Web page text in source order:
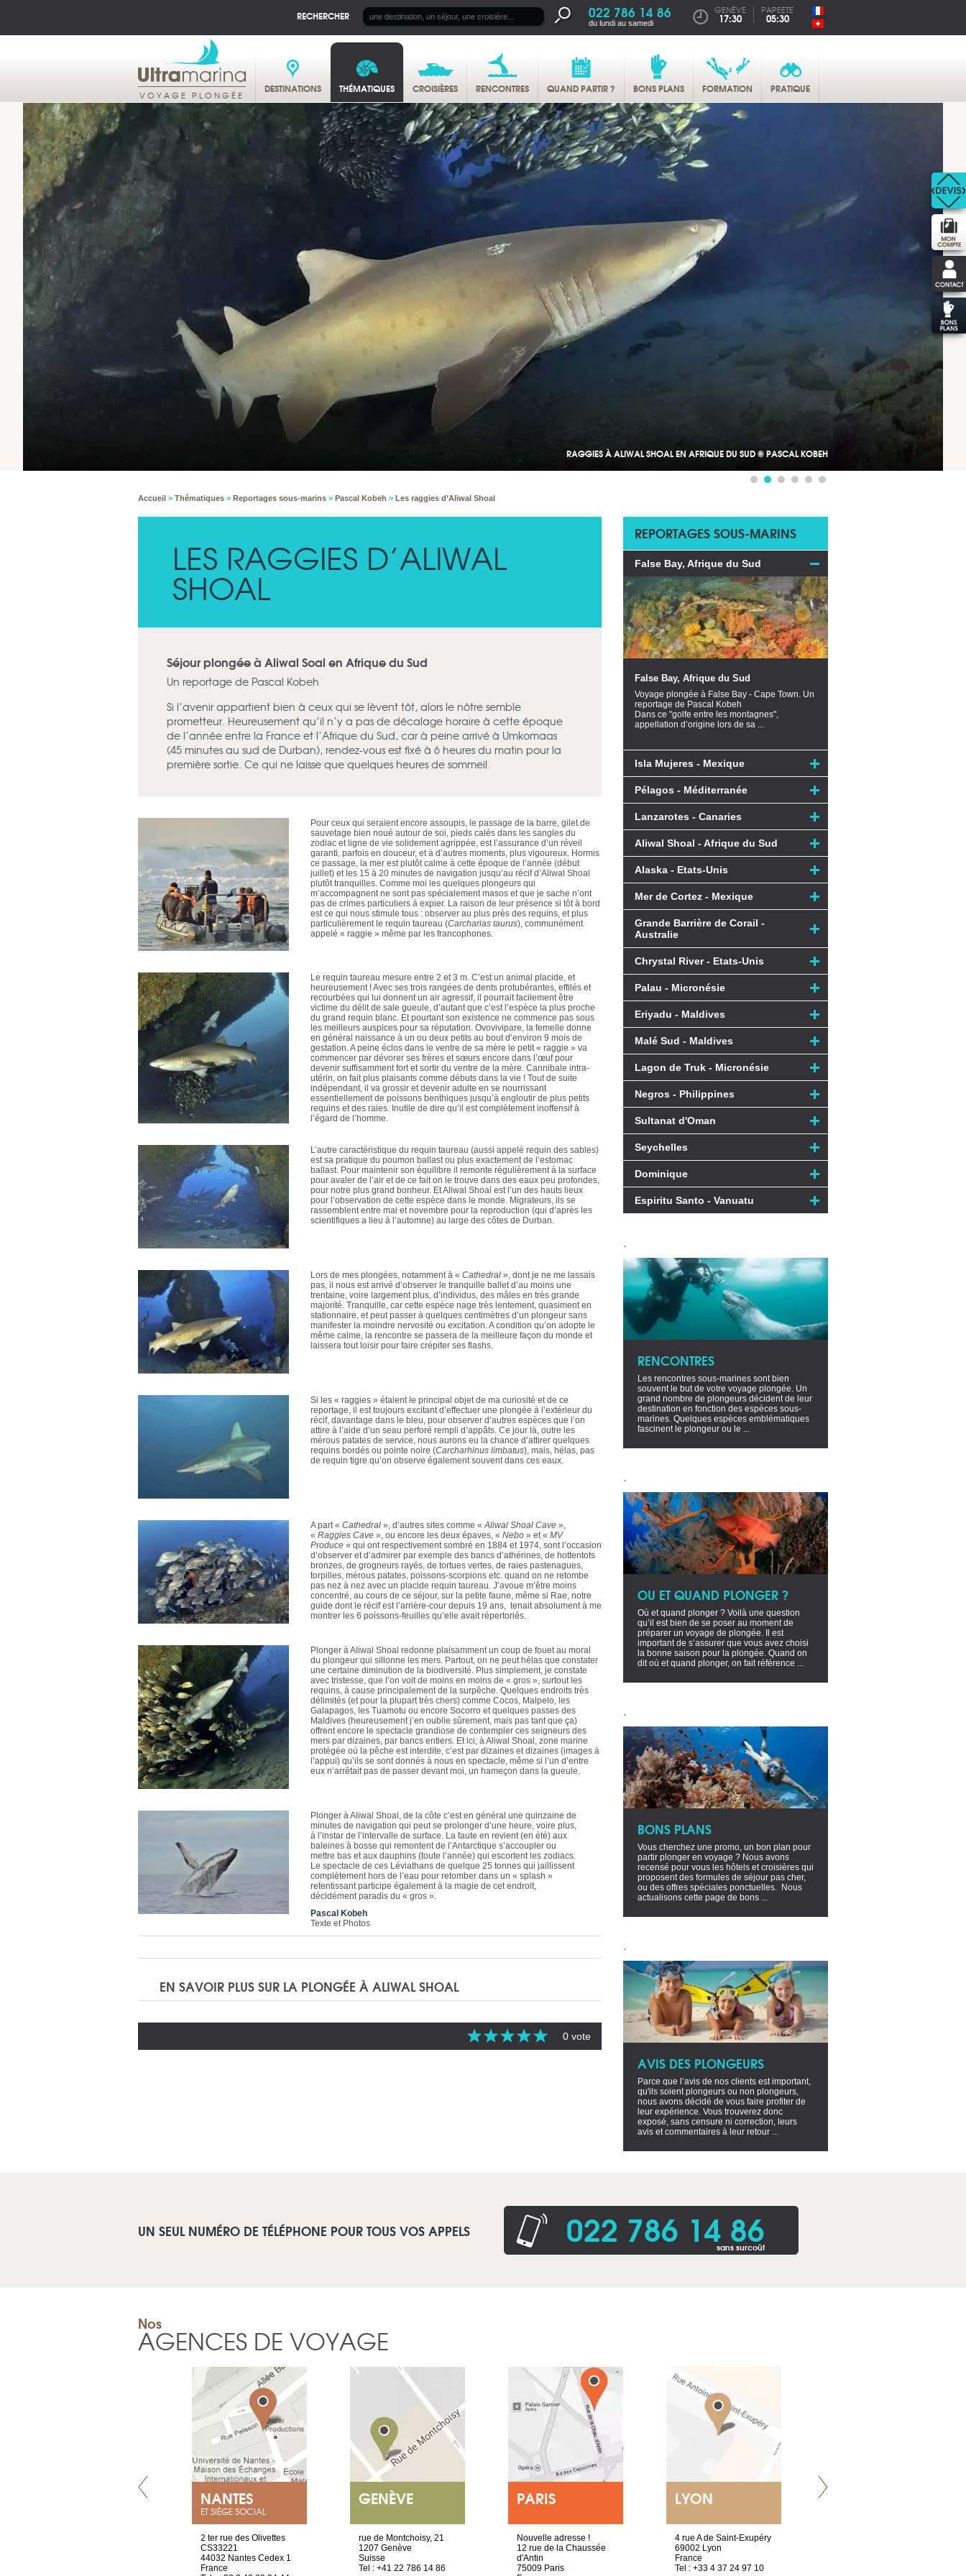
RECHERCHER 022 786 14 86
du lundi au samedi
GENÈVE
17:30
PAPEETE
05:30
VOYAGE PLONGÉE DESTINATIONS THÉMATIQUES CROISIÈRES RENCONTRES QUAND PARTIR ? BONS PLANS FORMATION PRATIQUE
RAGGIES À ALIWAL SHOAL EN AFRIQUE DU SUD © PASCAL KOBEH
Accueil > Thématiques > Reportages sous-marins > Pascal Kobeh > Les raggies d’Aliwal Shoal
LES RAGGIES D’ALIWAL
SHOAL
Séjour plongée à Aliwal Soal en Afrique du Sud
Un reportage de Pascal Kobeh
Si l’avenir appartient bien à ceux qui se lèvent tôt, alors le nôtre semble
prometteur. Heureusement qu’il n’y a pas de décalage horaire à cette époque
de l’année entre la France et l’Afrique du Sud, car à peine arrivé à Umkomaas
(45 minutes au sud de Durban), rendez-vous est fixé à 6 heures du matin pour la
première sortie. Ce qui ne laisse que quelques heures de sommeil.
Pour ceux qui seraient encore assoupis, le passage de la barre, gilet de
sauvetage bien noué autour de soi, pieds calés dans les sangles du
zodiac et ligne de vie solidement agrippée, est l’assurance d’un réveil
garanti, parfois en douceur, et à d’autres moments, plus vigoureux. Hormis
ce passage, la mer est plutôt calme à cette époque de l’année (début
juillet) et les 15 à 20 minutes de navigation jusqu’au récif d’Aliwal Shoal
plutôt tranquilles. Comme moi les quelques plongeurs qui
m’accompagnent ne sont pas spécialement masos et que je sache n’ont
pas de crimes particuliers à expier. La raison de leur présence si tôt à bord
est ce qui nous stimule tous : observer au plus près des requins, et plus
particulièrement le requin taureau (Carcharias taurus), communément
appelé « raggie » même par les francophones.
Le requin taureau mesure entre 2 et 3 m. C’est un animal placide, et
heureusement ! Avec ses trois rangées de dents protubérantes, effilés et
recourbées qui lui donnent un air agressif, il pourrait facilement être
victime du délit de sale gueule, d’autant que c’est l’espèce la plus proche
du grand requin blanc. Et pourtant son existence ne commence pas sous
les meilleurs auspices pour sa réputation. Ovovivipare, la femelle donne
en général naissance à un ou deux petits au bout d’environ 9 mois de
gestation. A peine éclos dans le ventre de sa mère le petit « raggie » va
commencer par dévorer ses frères et sœurs encore dans l’œuf pour
devenir suffisamment fort et sortir du ventre de la mère. Cannibale intra-
utérin, on fait plus plaisants comme débuts dans la vie ! Tout de suite
indépendant, il va grossir et devenir adulte en se nourrissant
essentiellement de poissons benthiques jusqu’à engloutir de plus petits
requins et des raies. Inutile de dire qu’il est complètement inoffensif à
l’égard de l’homme.
L’autre caractéristique du requin taureau (aussi appelé requin des sables)
est sa pratique du poumon ballast ou plus exactement de l’estomac
ballast. Pour maintenir son équilibre il remonte régulièrement à la surface
pour avaler de l’air et de ce fait on le trouve dans des eaux peu profondes,
pour notre plus grand bonheur. Et Aliwal Shoal est l’un des hauts lieux
pour l’observation de cette espèce dans le monde. Migrateurs, ils se
rassemblent entre mai et novembre pour la reproduction (qui d’après les
scientifiques a lieu à l’automne) au large des côtes de Durban.
Lors de mes plongées, notamment à « Cathedral », dont je ne me lassais
pas, il nous est arrivé d’observer le tranquille ballet d’au moins une
trentaine, voire largement plus, d’individus, des mâles en très grande
majorité. Tranquille, car cette espèce nage très lentement, quasiment en
stationnaire, et peut passer à quelques centimètres d’un plongeur sans
manifester la moindre nervosité ou excitation. A condition qu’on adopte le
même calme, la rencontre se passera de la meilleure façon du monde et
laissera tout loisir pour faire crépiter ses flashs.
Si les « raggies » étaient le principal objet de ma curiosité et de ce
reportage, il est toujours excitant d’effectuer une plongée à l’extérieur du
récif, davantage dans le bleu, pour observer d’autres espèces que l’on
attire à l’aide d’un seau perforé rempli d’appâts. Ce jour là, outre les
mérous patates de service, nous aurons eu la chance d’attirer quelques
requins bordés ou pointe noire (Carcharhinus limbatus), mais, hélas, pas
de requin tigre qu’on observe également souvent dans ces eaux.
A part « Cathedral », d’autres sites comme «Aliwal Shoal Cave »,
« Raggies Cave », ou encore les deux épaves, « Nebo » et « MV
Produce » qui ont respectivement sombré en 1884 et 1974, sont l’occasion
d’observer et d’admirer par exemple des bancs d’athérines, de hottentots
bronzes, de grogneurs rayés, de tortues vertes, de raies pastenagues,
torpilles, mérous patates, poissons-scorpions etc. quand on ne retombe
pas nez à nez avec un placide requin taureau. J’avoue m’être moins
concentré, au cours de ce séjour, sur la petite faune, même si Rae, notre
guide dont le récif est l’arrière-cour depuis 19 ans, tenait absolument à me
montrer les 6 poissons-feuilles qu’elle avait répertoriés.
Plonger à Aliwal Shoal redonne plaisamment un coup de fouet au moral
du plongeur qui sillonne les mers. Partout, on ne peut hélas que constater
une certaine diminution de la biodiversité. Plus simplement, je constate
avec tristesse, que l’on voit de moins en moins de « gros », surtout les
requins, à cause principalement de la surpêche. Quelques endroits très
délimités (et pour la plupart très chers) comme Cocos, Malpelo, les
Galapagos, les Tuamotu ou encore Socorro et quelques passes des
Maldives (heureusement j’en oublie sûrement, mais pas tant que ça)
offrent encore le spectacle grandiose de contempler ces seigneurs des
mers par dizaines, par bancs entiers. Et ici, à Aliwal Shoal, zone marine
protégée où la pêche est interdite, c’est par dizaines et dizaines (images à
l’appui) qu’ils se sont donnés à nous en spectacle, même si l’un d’entre
eux n’arrêtait pas de passer devant moi, un hameçon dans la gueule.
Plonger à Aliwal Shoal, de la côte c’est en général une quinzaine de
minutes de navigation qui peut se prolonger d’une heure, voire plus,
à l’instar de l’intervalle de surface. La faute en revient (en été) aux
baleines à bosse qui remontent de l’Antarctique s’accoupler ou
mettre bas et aux dauphins (toute l’année) qui escortent les zodiacs.
Le spectacle de ces Léviathans de quelque 25 tonnes qui jaillissent
complètement hors de l’eau pour retomber dans un « splash »
retentissant participe également à la magie de cet endroit,
décidément paradis du « gros ».
Pascal Kobeh
Texte et Photos
EN SAVOIR PLUS SUR LA PLONGÉE À ALIWAL SHOAL
0 vote
REPORTAGES SOUS-MARINS
False Bay, Afrique du Sud
False Bay, Afrique du Sud
Voyage plongée à False Bay - Cape Town. Un
reportage de Pascal Kobeh
Dans ce "golfe entre les montagnes",
appellation d’origine lors de sa ...
Isla Mujeres - Mexique
Pélagos - Méditerranée
Lanzarotes - Canaries
Aliwal Shoal - Afrique du Sud
Alaska - Etats-Unis
Mer de Cortez - Mexique
Grande Barrière de Corail -
Australie
Chrystal River - Etats-Unis
Palau - Micronésie
Eriyadu - Maldives
Malé Sud - Maldives
Lagon de Truk - Micronésie
Negros - Philippines
Sultanat d'Oman
Seychelles
Dominique
Espiritu Santo - Vanuatu
.
RENCONTRES
Les rencontres sous-marines sont bien
souvent le but de votre voyage plongée. Un
grand nombre de plongeurs décident de leur
destination en fonction des espèces sous-
marines. Quelques espèces emblématiques
fascinent le plongeur ou le ...
.
OU ET QUAND PLONGER ?
Où et quand plonger ? Voilà une question
qu’il est bien de se poser au moment de
préparer un voyage de plongée. Il est
important de s’assurer que vous avez choisi
la bonne saison pour la plongée. Quand on
dit où et quand plonger, on fait référence ...
.
BONS PLANS
Vous cherchez une promo, un bon plan pour
partir plonger en voyage ? Nous avons
recensé pour vous les hôtels et croisières qui
proposent des formules de séjour pas cher,
ou des offres spéciales ponctuelles. Nous
actualisons cette page de bons ...
.
AVIS DES PLONGEURS
Parce que l’avis de nos clients est important,
qu'ils soient plongeurs ou non plongeurs,
nous avons décidé de vous faire profiter de
leur expérience. Vous trouverez donc
exposé, sans censure ni correction, leurs
avis et commentaires à leur retour ...
UN SEUL NUMÉRO DE TÉLÉPHONE POUR TOUS VOS APPELS 022 786 14 86
sans surcoût
Nos
AGENCES DE VOYAGE
NANTES
ET SIÈGE SOCIAL
2 ter rue des Olivettes
CS33221
44032 Nantes Cedex 1
France
GENÈVE
rue de Montchoisy, 21
1207 Genève
Suisse
Tel : +41 22 786 14 86
PARIS
Nouvelle adresse !
12 rue de la Chaussée
d'Antin
75009 Paris
LYON
4 rue A de Saint-Exupéry
69002 Lyon
France
Tel : +33 4 37 24 97 10